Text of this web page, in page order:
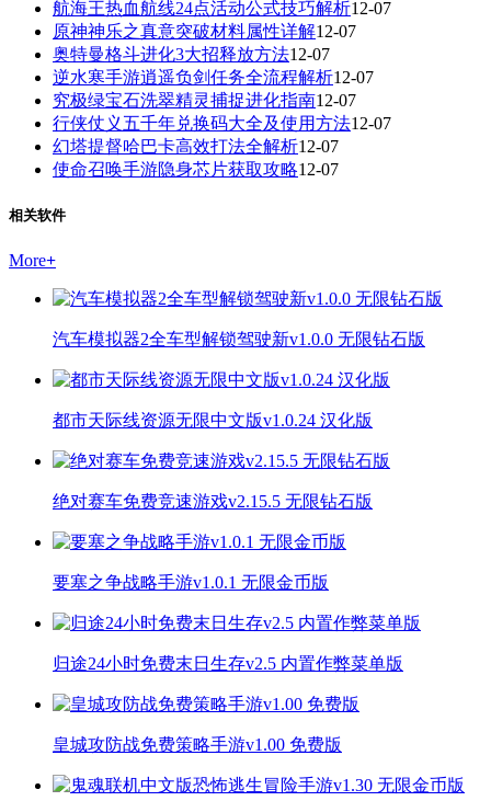
航海王热血航线24点活动公式技巧解析12-07
原神神乐之真意突破材料属性详解12-07
奥特曼格斗进化3大招释放方法12-07
逆水寒手游逍遥负剑任务全流程解析12-07
究极绿宝石洗翠精灵捕捉进化指南12-07
行侠仗义五千年兑换码大全及使用方法12-07
幻塔提督哈巴卡高效打法全解析12-07
使命召唤手游隐身芯片获取攻略12-07
相关软件
More+
汽车模拟器2全车型解锁驾驶新v1.0.0 无限钻石版
都市天际线资源无限中文版v1.0.24 汉化版
绝对赛车免费竞速游戏v2.15.5 无限钻石版
要塞之争战略手游v1.0.1 无限金币版
归途24小时免费末日生存v2.5 内置作弊菜单版
皇城攻防战免费策略手游v1.00 免费版